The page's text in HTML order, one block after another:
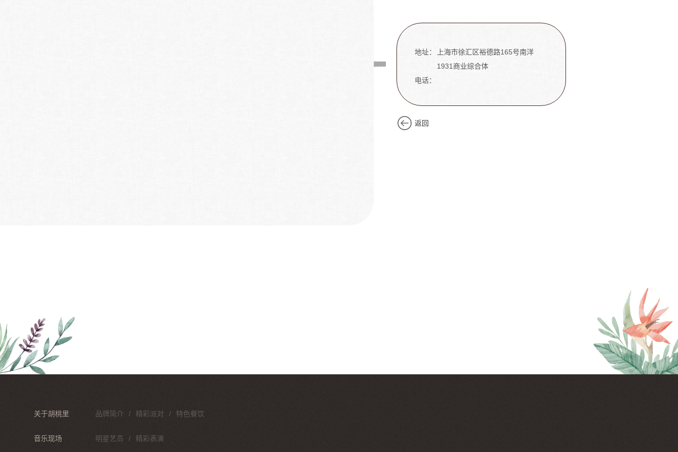
地址：
上海市徐汇区裕德路165号南洋
1931商业综合体
电话：
返回
关于胡桃里 品牌简介 精彩派对 特色餐饮
音乐现场 明星艺员 精彩表演